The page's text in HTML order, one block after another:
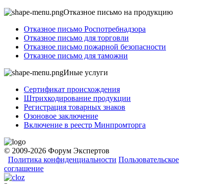
Отказное письмо на продукцию
Отказное письмо Роспотребнадзора
Отказное письмо для торговли
Отказное письмо пожарной безопасности
Отказное письмо для таможни
Иные услуги
Сертификат происхождения
Штрихкодирование продукции
Регистрация товарных знаков
Озоновое заключение
Включение в реестр Минпромторга
© 2009-2026 Форум Экспертов
Политика конфиденциальности Пользовательское
соглашение